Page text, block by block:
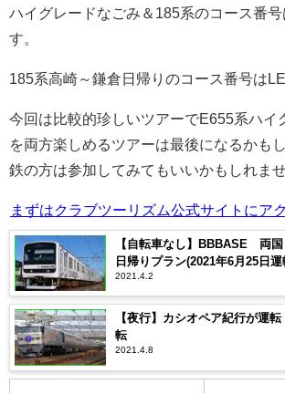
ハイグレードなごみ＆185系のコース番
す。
185系高崎～鎌倉日帰りのコース番号は
今回は比較的珍しいツアーでE655系ハイ
を両方楽しめるツアーは最後になるかも
鉄の方は参加してみてもいいかもしれませ
まずはクラブツーリズム公式サイトにア
【自転車なし】BBBASE 両
日帰りプラン(2021年6月25日運
2021.4.2
【夜行】カシオペア紀行が運
転
2021.4.8